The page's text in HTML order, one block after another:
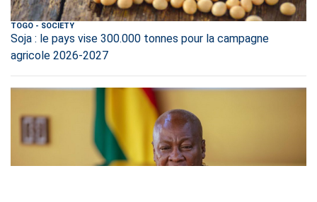
TOGO - SOCIETY
Soja : le pays vise 300.000 tonnes pour la campagne
agricole 2026-2027